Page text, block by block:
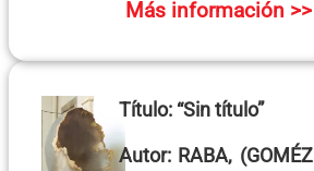
Más información >>
Título: “Sin título”
Autor: RABA,